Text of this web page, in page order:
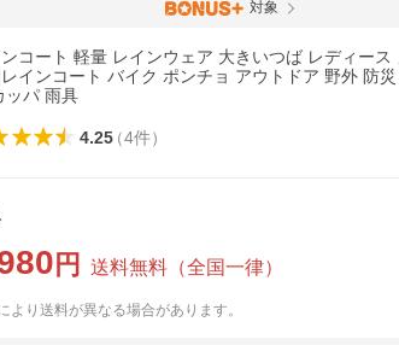
対象
ンコート 軽量 レインウェア 大きいつば レディース
インコート バイク ポンチョ アウトドア 野外 防
ッパ 雨具
4.25（4件）
円 送料無料 （全国一律）
より送料が異なる場合があります。